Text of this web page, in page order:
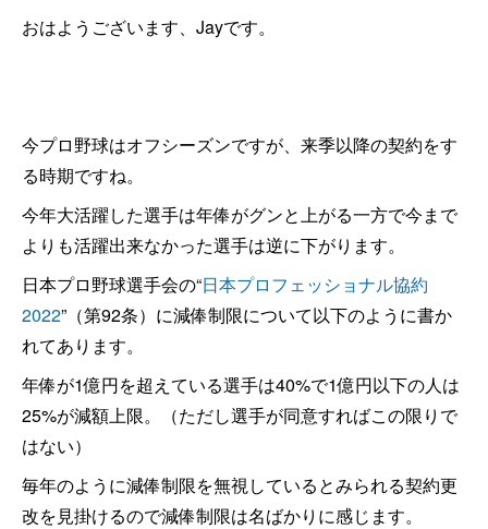
おはようございます、Jayです。
今プロ野球はオフシーズンですが、来季以降の契約をす
る時期ですね。
今年大活躍した選手は年俸がグンと上がる一方で今まで
よりも活躍出来なかった選手は逆に下がります。
日本プロ野球選手会の“日本プロフェッショナル協約
2022”（第92条）に減俸制限について以下のように書か
れてあります。
年俸が1億円を超えている選手は40%で1億円以下の人は
25%が減額上限。（ただし選手が同意すればこの限りで
はない）
毎年のように減俸制限を無視しているとみられる契約更
改を見掛けるので減俸制限は名ばかりに感じます。